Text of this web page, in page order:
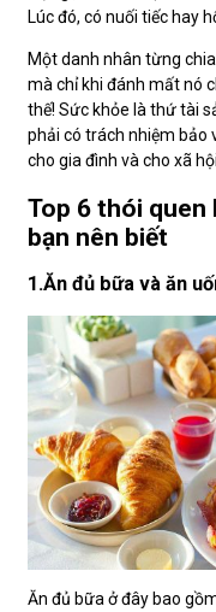
Lúc đó, có nuối tiếc hay
Một danh nhân từng
mà chỉ khi đánh mất nó
thế! Sức khỏe là thứ tài
phải có trách nhiệm bảo
cho gia đình và cho xã hội.
Top 6 thói quen
bạn nên biết
1.Ăn đủ bữa và ăn
Ăn đủ bữa ở đây bao